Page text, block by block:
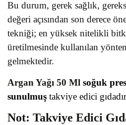
Bu durum, gerek sağlık,
değeri açısından son derece
tekniği; en yüksek nitelikli
üretilmesinde kullanılan
gelmektedir.
Argan Yağı 50 Ml soğuk
sunulmuş takviye edici
Not: Takviye Edici